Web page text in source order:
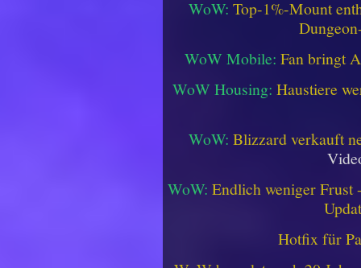
WoW: Top-1%-Mount
WoW Mobile: Fan bringt
WoW Housing: Haustiere
WoW: Blizzard verkauft
WoW: Endlich weniger
Hotfix für